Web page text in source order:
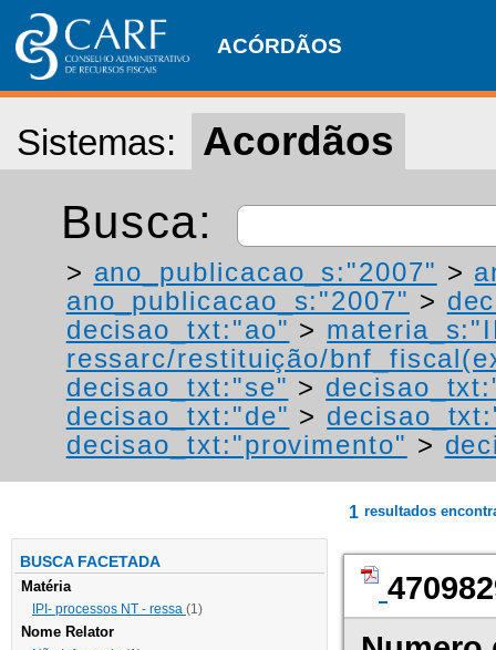
ACÓRDÃOS
Sistemas: Acordãos
Busca:
> ano_publicacao_s:"2007" >
ano_publicacao_s:"2007" >
decisao_txt:"ao" >
ressarc/restituição/
decisao_txt:"se" >
decisao_txt:"de" >
decisao_txt:"provimento" >
BUSCA FACETADA
Matéria
IPI- processos NT - ressa (1)
Nome Relator
1 resultados